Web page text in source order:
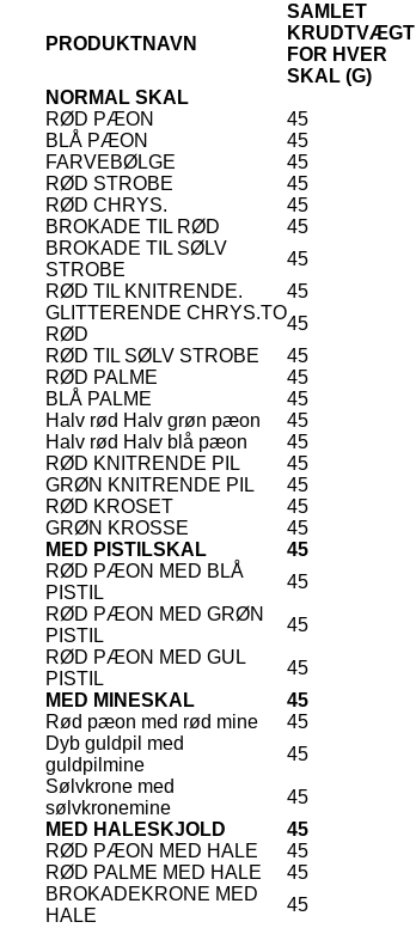
PRODUKTNAVN
SAMLET
KRUDTVÆGT
FOR HVER
SKAL (G)
NORMAL SKAL
RØD PÆON
45
BLÅ PÆON
45
FARVEBØLGE
45
RØD STROBE
45
RØD CHRYS.
45
BROKADE TIL RØD
45
BROKADE TIL SØLV
STROBE
45
RØD TIL KNITRENDE.
45
GLITTERENDE CHRYS.TO
RØD
45
RØD TIL SØLV STROBE
45
RØD PALME
45
BLÅ PALME
45
Halv rød Halv grøn pæon
45
Halv rød Halv blå pæon
45
RØD KNITRENDE PIL
45
GRØN KNITRENDE PIL
45
RØD KROSET
45
GRØN KROSSE
45
MED PISTILSKAL
45
RØD PÆON MED BLÅ
PISTIL
45
RØD PÆON MED GRØN
PISTIL
45
RØD PÆON MED GUL
PISTIL
45
MED MINESKAL
45
Rød pæon med rød mine
45
Dyb guldpil med
guldpilmine
45
Sølvkrone med
sølvkronemine
45
MED HALESKJOLD
45
RØD PÆON MED HALE
45
RØD PALME MED HALE
45
BROKADEKRONE MED
HALE
45